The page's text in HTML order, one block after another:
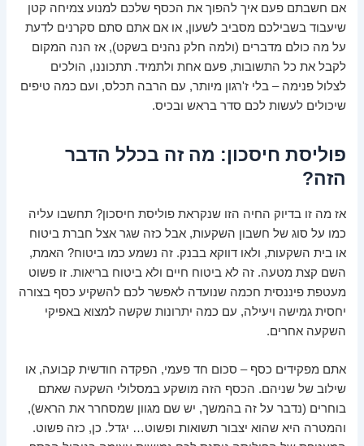
אם חשבתם פעם איך להפוך את הכסף שלכם למנוע צמיחה קטן
שיעבוד בשבילכם מסביב לשעון, או אם אתם סתם סקרנים לדעת
על מה כולם מדברים (ולמה חלק נהנים בשקט), אז הנה המקום
לקבל את כל התשובות, פעם אחת ולתמיד. תתכוננו, הולכים
לצלול פנימה – בלי ז'רגון מיותר, עם הרבה תכלס, ועם כמה טיפים
שיכולים לעשות לכם סדר בראש ובכיס.
פוליסת חיסכון: מה זה בכלל הדבר
הזה?
אז מה זו בדיוק החיה הזו שנקראת פוליסת חיסכון? תחשבו עליה
כמו על סוג של חשבון השקעות, אבל כזה שגר אצל חברת ביטוח
או בית השקעות, ולאו דווקא בבנק. זה נשמע כמו ביטוח? האמת,
השם קצת מטעה. זה לא ביטוח חיים ולא ביטוח בריאות. זו פשוט
מעטפת פיננסית חכמה שנועדה לאפשר לכם להשקיע כסף בצורה
יחסית גמישה ויעילה, עם כמה יתרונות שקשה למצוא באפיקי
השקעה אחרים.
אתם מפקידים כסף – סכום חד פעמי, הפקדה חודשית קבועה, או
שילוב של שניהם. הכסף הזה מושקע במסלולי השקעה שאתם
בוחרים (נדבר על זה בהמשך, יש שם מגוון שמסחרר את הראש),
והמטרה היא שהוא יצבור תשואות ופשוט… יגדל. כן, כזה פשוט.